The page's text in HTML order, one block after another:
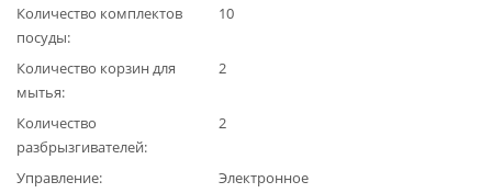
Количество комплектов
посуды
10
Количество корзин для
мытья
2
Количество
разбрызгивателей
2
Управление
Электронное